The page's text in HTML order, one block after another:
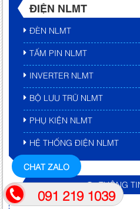
ĐIỆN NLMT
ĐÈN NLMT
TẤM PIN NLMT
INVERTER NLMT
BỘ LƯU TRỮ NLMT
PHỤ KIỆN NLMT
HỆ THỐNG ĐIỆN NLMT
THÔNG
CHAT ZALO
091 219 1039